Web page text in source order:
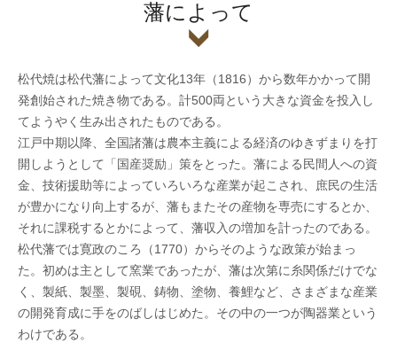
藩によって
松代焼は松代藩によって文化13年（1816）から数年かかって開
発創始された焼き物である。計500両という大きな資金を投入し
てようやく生み出されたものである。
江戸中期以降、全国諸藩は農本主義による経済のゆきずまりを打
開しようとして「国産奨励」策をとった。藩による民間人への資
金、技術援助等によっていろいろな産業が起こされ、庶民の生活
が豊かになり向上するが、藩もまたその産物を専売にするとか、
それに課税するとかによって、藩収入の増加を計ったのである。
松代藩では寛政のころ（1770）からそのような政策が始まっ
た。初めは主として窯業であったが、藩は次第に糸関係だけでな
く、製紙、製墨、製硯、鋳物、塗物、養鯉など、さまざまな産業
の開発育成に手をのばしはじめた。その中の一つが陶器業という
わけである。